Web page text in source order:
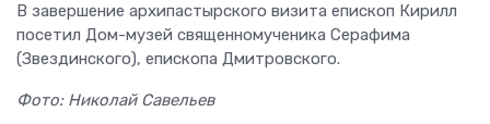
В завершение архипастырского визита епископ Кирилл
посетил Дом-музей священномученика Серафима
(Звездинского), епископа Дмитровского.
Фото: Николай Савельев